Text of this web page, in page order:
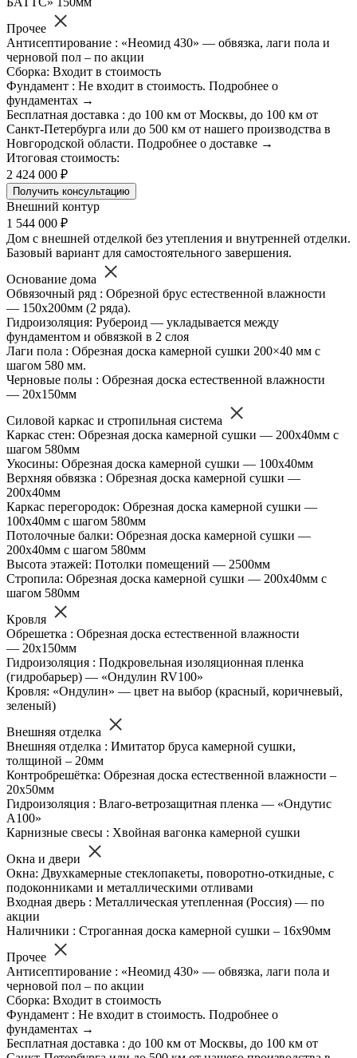
Прочее
Антисептирование : «Неомид 430» — обвязка, лаги пола и
черновой пол – по акции
Сборка: Входит в стоимость
Фундамент : Не входит в стоимость. Подробнее о
фундаментах →
Бесплатная доставка : до 100 км от Москвы, до 100 км от
Санкт-Петербурга или до 500 км от нашего производства в
Новгородской области. Подробнее о доставке →
Итоговая стоимость:
2 424 000 ₽
Получить консультацию
Внешний контур
1 544 000 ₽
Дом с внешней отделкой без утепления и внутренней отделки.
Базовый вариант для самостоятельного завершения.
Основание дома
Обвязочный ряд : Обрезной брус естественной влажности
— 150х200мм (2 ряда).
Гидроизоляция: Рубероид — укладывается между
фундаментом и обвязкой в 2 слоя
Лаги пола : Обрезная доска камерной сушки 200×40 мм с
шагом 580 мм.
Черновые полы : Обрезная доска естественной влажности
— 20х150мм
Силовой каркас и стропильная система
Каркас стен: Обрезная доска камерной сушки — 200х40мм с
шагом 580мм
Укосины: Обрезная доска камерной сушки — 100х40мм
Верхняя обвязка : Обрезная доска камерной сушки —
200х40мм
Каркас перегородок: Обрезная доска камерной сушки —
100х40мм с шагом 580мм
Потолочные балки: Обрезная доска камерной сушки —
200х40мм с шагом 580мм
Высота этажей: Потолки помещений — 2500мм
Стропила: Обрезная доска камерной сушки — 200х40мм с
шагом 580мм
Кровля
Обрешетка : Обрезная доска естественной влажности
— 20х150мм
Гидроизоляция : Подкровельная изоляционная пленка
(гидробарьер) — «Ондулин RV100»
Кровля: «Ондулин» — цвет на выбор (красный, коричневый,
зеленый)
Внешняя отделка
Внешняя отделка : Имитатор бруса камерной сушки,
толщиной – 20мм
Контробрешётка: Обрезная доска естественной влажности –
20х50мм
Гидроизоляция : Влаго-ветрозащитная пленка — «Ондутис
А100»
Карнизные свесы : Хвойная вагонка камерной сушки
Окна и двери
Окна: Двухкамерные стеклопакеты, поворотно-откидные, с
подоконниками и металлическими отливами
Входная дверь : Металлическая утепленная (Россия) — по
акции
Наличники : Строганная доска камерной сушки – 16х90мм
Прочее
Антисептирование : «Неомид 430» — обвязка, лаги пола и
черновой пол – по акции
Сборка: Входит в стоимость
Фундамент : Не входит в стоимость. Подробнее о
фундаментах →
Бесплатная доставка : до 100 км от Москвы, до 100 км от